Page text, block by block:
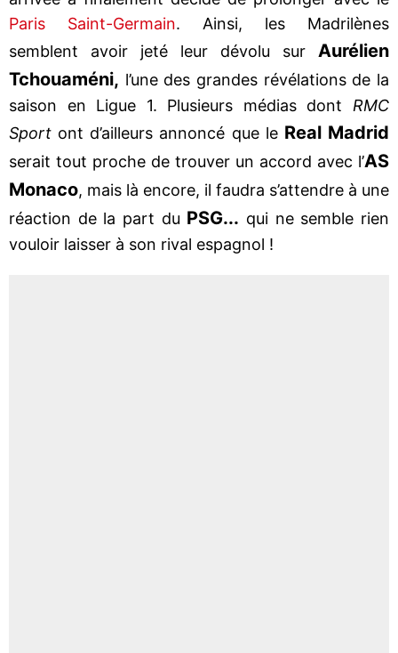
Paris Saint-Germain. Ainsi, les Madrilènes
semblent avoir jeté leur dévolu sur Aurélien
Tchouaméni, l’une des grandes révélations de la
saison en Ligue 1. Plusieurs médias dont RMC
Sport ont d’ailleurs annoncé que le Real Madrid
serait tout proche de trouver un accord avec l’AS
Monaco, mais là encore, il faudra s’attendre à une
réaction de la part du PSG... qui ne semble rien
vouloir laisser à son rival espagnol !